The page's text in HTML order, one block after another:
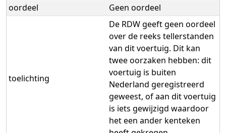
oordeel
Geen oordeel
toelichting
De RDW geeft geen oordeel
over de reeks tellerstanden
van dit voertuig. Dit kan
twee oorzaken hebben: dit
voertuig is buiten
Nederland geregistreerd
geweest, of aan dit voertuig
is iets gewijzigd waardoor
het een ander kenteken